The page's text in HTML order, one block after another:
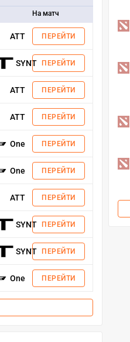
На матч
ATT ПЕРЕЙТИ
SYNT ПЕРЕЙТИ
ATT ПЕРЕЙТИ
ATT ПЕРЕЙТИ
One ПЕРЕЙТИ
One ПЕРЕЙТИ
ATT ПЕРЕЙТИ
SYNT ПЕРЕЙТИ
SYNT ПЕРЕЙТИ
One ПЕРЕЙТИ